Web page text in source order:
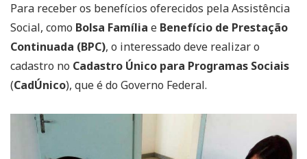
Para receber os benefícios oferecidos pela Assistência
Social, como Bolsa Família e Benefício de Prestação
Continuada (BPC), o interessado deve realizar o
cadastro no Cadastro Único para Programas Sociais
(CadÚnico), que é do Governo Federal.